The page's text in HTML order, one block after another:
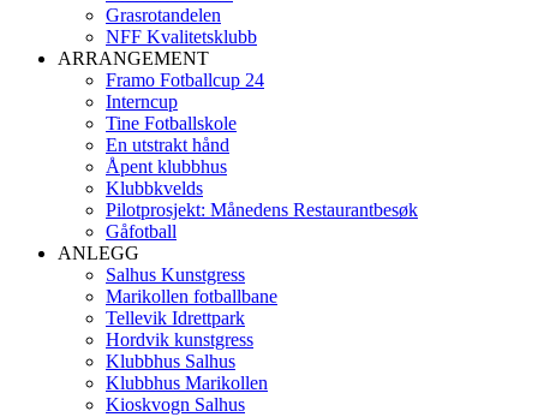
Grasrotandelen
NFF Kvalitetsklubb
ARRANGEMENT
Framo Fotballcup 24
Interncup
Tine Fotballskole
En utstrakt hånd
Åpent klubbhus
Klubbkvelds
Pilotprosjekt: Månedens Restaurantbesøk
Gåfotball
ANLEGG
Salhus Kunstgress
Marikollen fotballbane
Tellevik Idrettpark
Hordvik kunstgress
Klubbhus Salhus
Klubbhus Marikollen
Kioskvogn Salhus